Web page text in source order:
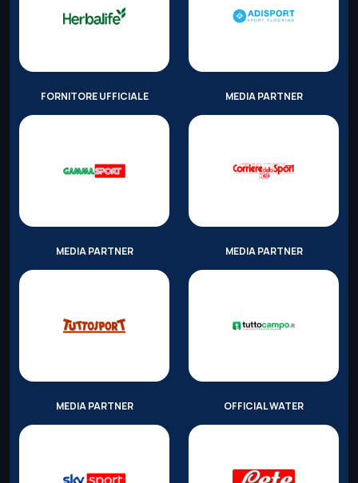
FORNITORE UFFICIALE MEDIA PARTNER
MEDIA PARTNER MEDIA PARTNER
MEDIA PARTNER OFFICIAL WATER